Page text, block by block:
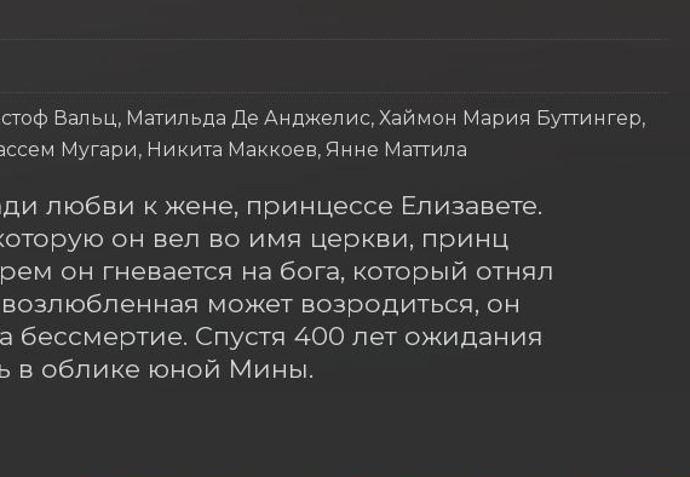
Вальц, Матильда Де Анджелис, Хаймон Мария Буттингер,
Мугари, Никита Маккоев, Янне Маттила
любви к жене, принцессе Елизавете.
он вел во имя церкви, принц
он гневается на бога, который отнял
возлюбленная может возродиться, он
бессмертие. Спустя 400 лет ожидания
в облике юной Мины.